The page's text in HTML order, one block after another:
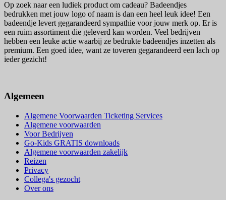
Op zoek naar een ludiek product om cadeau? Badeendjes
bedrukken met jouw logo of naam is dan een heel leuk idee! Een
badeendje levert gegarandeerd sympathie voor jouw merk op. Er is
een ruim assortiment die geleverd kan worden. Veel bedrijven
hebben een leuke actie waarbij ze bedrukte badeendjes inzetten als
premium. Een goed idee, want ze toveren gegarandeerd een lach op
ieder gezicht!
Algemeen
Algemene Voorwaarden Ticketing Services
Algemene voorwaarden
Voor Bedrijven
Go-Kids GRATIS downloads
Algemene voorwaarden zakelijk
Reizen
Privacy
Collega's gezocht
Over ons